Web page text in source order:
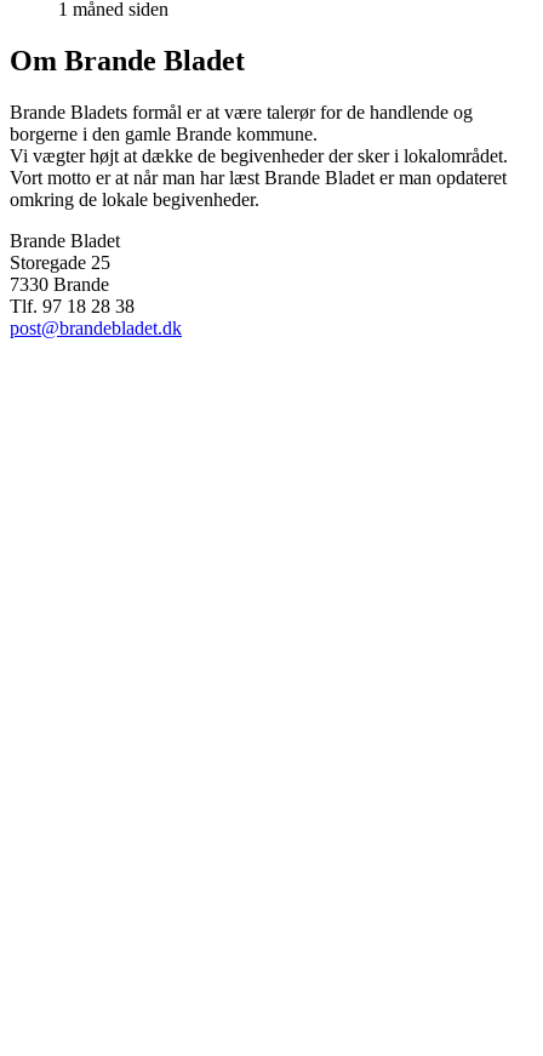
1 måned siden
Om Brande Bladet
Brande Bladets formål er at være talerør for de handlende og
borgerne i den gamle Brande kommune.
Vi vægter højt at dække de begivenheder der sker i lokalområdet.
Vort motto er at når man har læst Brande Bladet er man opdateret
omkring de lokale begivenheder.
Brande Bladet
Storegade 25
7330 Brande
Tlf. 97 18 28 38
post@brandebladet.dk